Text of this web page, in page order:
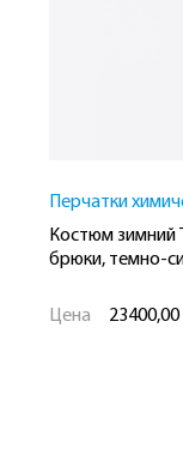
Перчатки
Костюм зимний
брюки, темно-
Цена 23400,00